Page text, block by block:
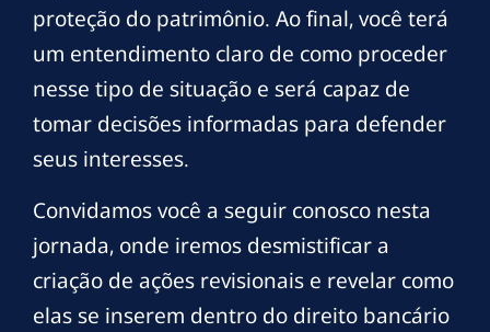
proteção do patrimônio. Ao final, você terá
um entendimento claro de como proceder
nesse tipo de situação e será capaz de
tomar decisões informadas para defender
seus interesses.
Convidamos você a seguir conosco nesta
jornada, onde iremos desmistificar a
criação de ações revisionais e revelar como
elas se inserem dentro do direito bancário